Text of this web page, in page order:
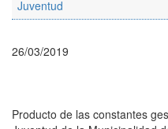
Juventud
26/03/2019
Producto de las constantes